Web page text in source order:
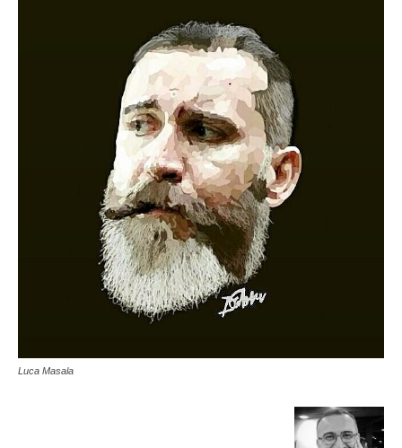
Luca Masala